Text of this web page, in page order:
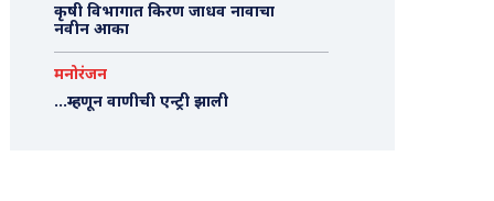
कृषी विभागात किरण जाधव नावाचा
नवीन आका
मनोरंजन
…म्हणून वाणीची एन्ट्री झाली